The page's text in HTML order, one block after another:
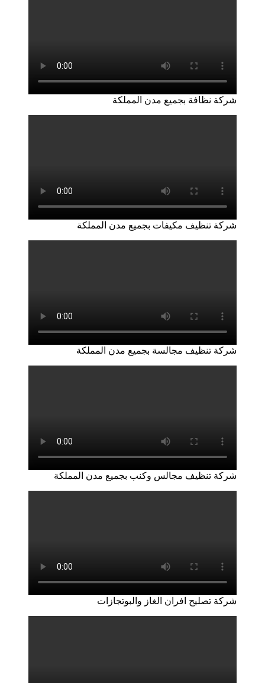
شركة نظافة بجميع مدن المملكة
شركة تنظيف مكيفات بجميع مدن المملكة
شركة تنظيف مجالسة بجميع مدن المملكة
شركة تنظيف مجالس وكنب بجميع مدن المملكة
شركة تصليح افران الغاز والبوتجازات